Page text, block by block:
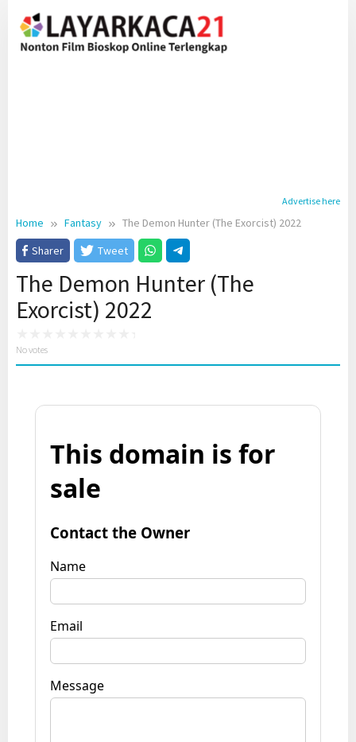
content
Advertise here
Home Fantasy
The Demon Hunter (The Exorcist) 2022
Sharer
Tweet
The Demon Hunter (The
Exorcist) 2022
No votes